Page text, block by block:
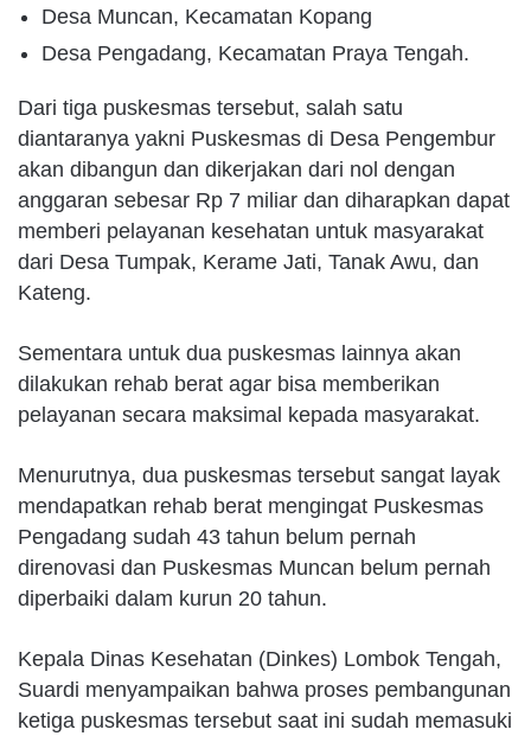
Desa Muncan, Kecamatan Kopang
Desa Pengadang, Kecamatan Praya Tengah.
Dari tiga puskesmas tersebut, salah satu
diantaranya yakni Puskesmas di Desa Pengembur
akan dibangun dan dikerjakan dari nol dengan
anggaran sebesar Rp 7 miliar dan diharapkan dapat
memberi pelayanan kesehatan untuk masyarakat
dari Desa Tumpak, Kerame Jati, Tanak Awu, dan
Kateng.
Sementara untuk dua puskesmas lainnya akan
dilakukan rehab berat agar bisa memberikan
pelayanan secara maksimal kepada masyarakat.
Menurutnya, dua puskesmas tersebut sangat layak
mendapatkan rehab berat mengingat Puskesmas
Pengadang sudah 43 tahun belum pernah
direnovasi dan Puskesmas Muncan belum pernah
diperbaiki dalam kurun 20 tahun.
Kepala Dinas Kesehatan (Dinkes) Lombok Tengah,
Suardi menyampaikan bahwa proses pembangunan
ketiga puskesmas tersebut saat ini sudah memasuki